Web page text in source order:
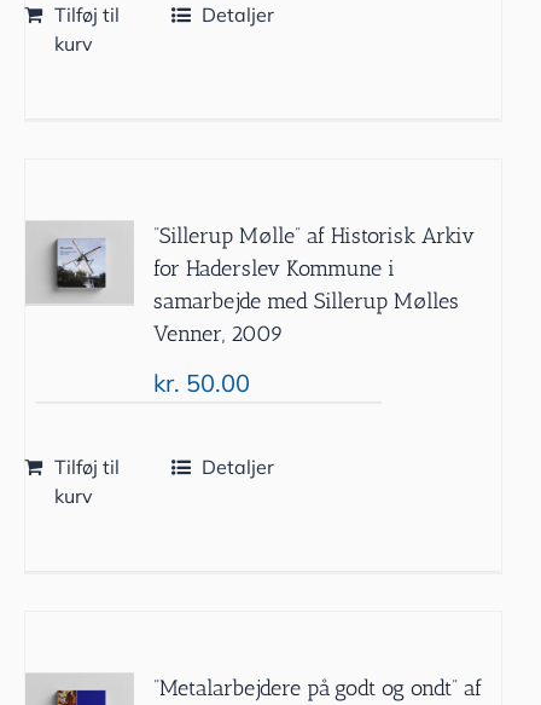
Tilføj til
kurv
Detaljer
”Sillerup Mølle” af Historisk Arkiv
for Haderslev Kommune i
samarbejde med Sillerup Mølles
Venner, 2009
kr. 50.00
Tilføj til
kurv
Detaljer
”Metalarbejdere på godt og ondt” af